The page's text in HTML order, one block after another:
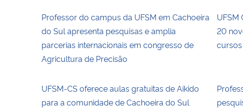
Professor do campus da UFSM em Cachoeira
do Sul apresenta pesquisas e amplia
parcerias internacionais em congresso de
Agricultura de Precisão
UFSM
20
UFSM-CS oferece aulas gratuitas de Aikido
para a comunidade de Cachoeira do Sul